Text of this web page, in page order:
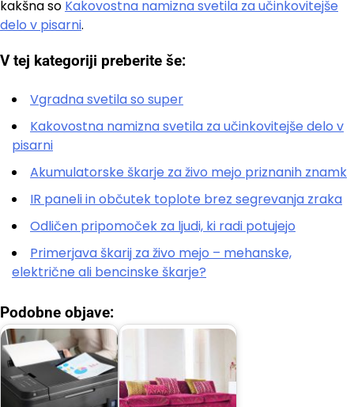
kakšna so Kakovostna namizna svetila za učinkovitejše
delo v pisarni.
V tej kategoriji preberite še:
Vgradna svetila so super
Kakovostna namizna svetila za učinkovitejše delo v
pisarni
Akumulatorske škarje za živo mejo priznanih znamk
IR paneli in občutek toplote brez segrevanja zraka
Odličen pripomoček za ljudi, ki radi potujejo
Primerjava škarij za živo mejo – mehanske,
električne ali bencinske škarje?
Podobne objave: